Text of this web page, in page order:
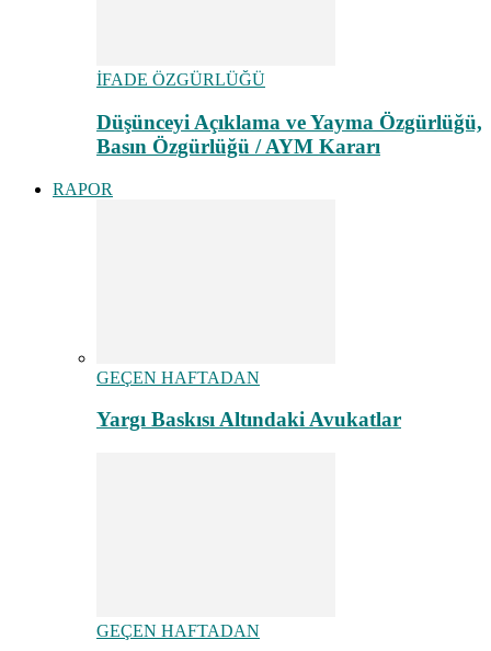
İFADE ÖZGÜRLÜĞÜ
Düşünceyi Açıklama ve Yayma Özgürlüğü,
Basın Özgürlüğü / AYM Kararı
RAPOR
GEÇEN HAFTADAN
Yargı Baskısı Altındaki Avukatlar
GEÇEN HAFTADAN